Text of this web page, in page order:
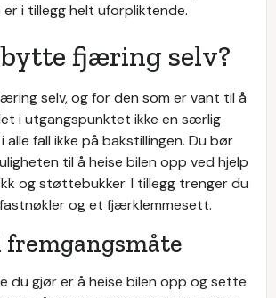
i tillegg helt uforpliktende.
fjæring selv?
selv, og for den som er vant til å
i utgangspunktet ikke en særlig
alle fall ikke på bakstillingen. Du bør
til å heise bilen opp ved hjelp
og støttebukker. I tillegg trenger du
og et fjærklemmesett.
du gjør er å heise bilen opp og sette